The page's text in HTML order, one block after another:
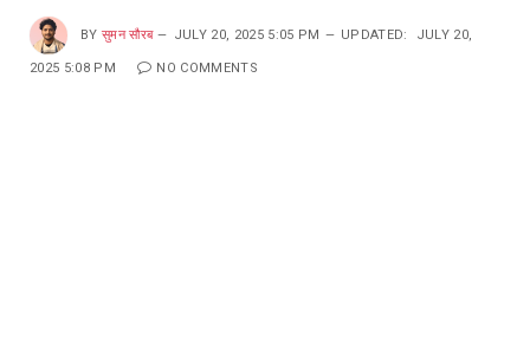
BY सुमन सौरब JULY 20, 2025 5:05 PM UPDATED: JULY 20,
2025 5:08 PM NO COMMENTS